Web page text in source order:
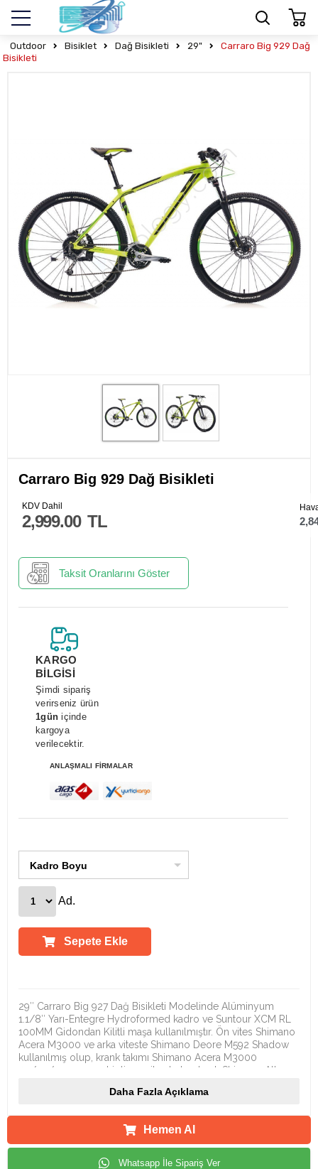
Outdoor Bisiklet Dağ Bisikleti 29"
Carraro Big 929 Dağ
Bisikleti
Carraro Big 929 Dağ Bisikleti
2,999.00 TL
KDV Dahil
Taksit Oranlarını Göster
KARGO
BİLGİSİ
Şimdi sipariş
verirseniz ürün
1gün içinde
kargoya
verilecektir.
ANLAŞMALI FİRMALAR
Kadro Boyu
Ad.
Sepete Ekle
29″ Carraro Big 927 Dağ Bisikleti Modelinde Alüminyum
1.1/8″ Yarı-Entegre Hydroformed kadro ve Suntour XCM RL
100MM Gidondan Kilitli maşa kullanılmıştır. Ön vites Shimano
Acera M3000 ve arka viteste Shimano Deore M592 Shadow
kullanılmış olup, krank takımı Shimano Acera M3000
40/30/22 orana sahiptir ve vites kolu olarak Shimano Altus
kullanılmıştır. Bisiklet, Velo sele ile tamamlanmıştır.
Daha Fazla Açıklama
Hemen Al
Whatsapp İle Sipariş Ver